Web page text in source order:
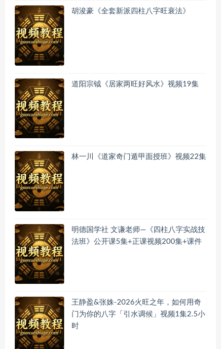
胡浚豪《全套新派四柱八字旺衰法》
道阳宗钺《居家两旺好风水》视频19集
林一川《道家奇门遁甲面授班》视频22集
明德国学社 文谦老师—《四柱八字实战技
法班》公开课5集+正课视频200集+课件
王静盈&张姝-2026火旺之年，如何用奇
门为你的八字「引水调候」视频1集2.5小
时